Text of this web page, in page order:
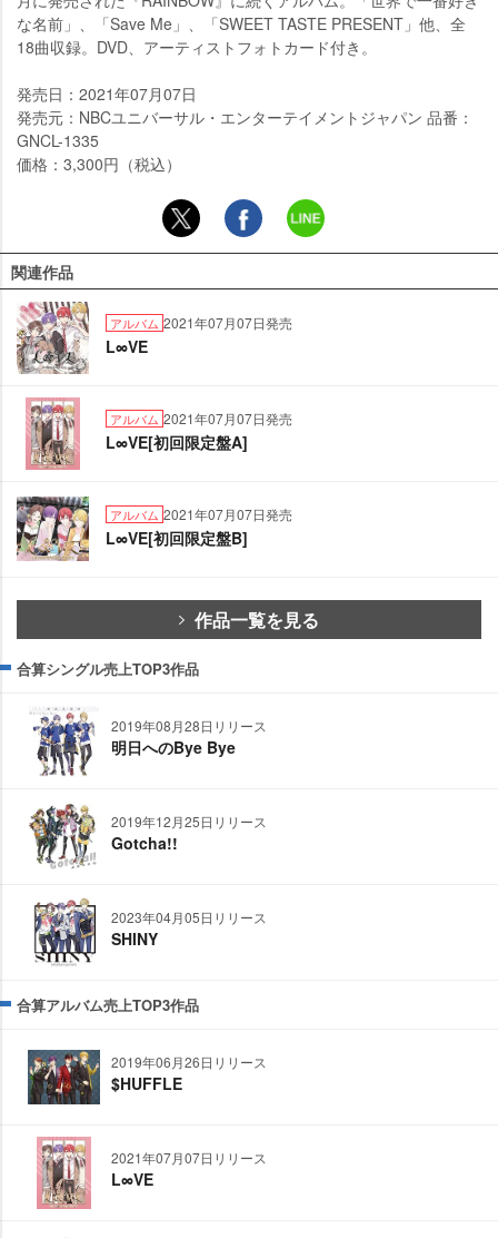
な名前」、「Save Me」、「SWEET TASTE PRESENT」他、全
18曲収録。DVD、アーティストフォトカード付き。
発売日：2021年07月07日
発売元：NBCユニバーサル・エンターテイメントジャパン 品番：
GNCL-1335
価格：3,300円（税込）
関連作品
アルバム 2021年07月07日発売
L∞VE
アルバム 2021年07月07日発売
L∞VE[初回限定盤A]
アルバム 2021年07月07日発売
L∞VE[初回限定盤B]
作品一覧を見る
合算シングル売上TOP3作品
2019年08月28日リリース
明日へのBye Bye
2019年12月25日リリース
Gotcha!!
2023年04月05日リリース
SHINY
合算アルバム売上TOP3作品
2019年06月26日リリース
$HUFFLE
2021年07月07日リリース
L∞VE